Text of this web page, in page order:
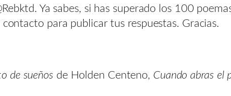
Ya sabes, si has superado los 100
para publicar tus respuestas. Gracias.
de sueños de Holden Centeno, Cuando abras el